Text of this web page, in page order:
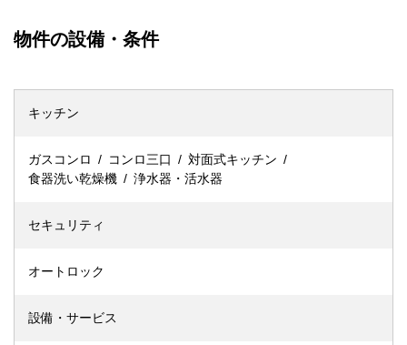
物件の設備・条件
キッチン
ガスコンロ コンロ三口
対面式キッチン
食器洗い乾燥機
浄水器・活水器
セキュリティ
オートロック
設備・サービス